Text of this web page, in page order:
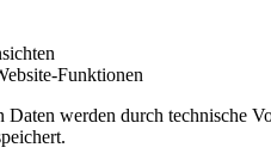
Funktionen
Daten werden durch technische